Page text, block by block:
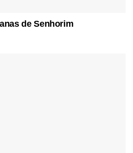
de Senhorim